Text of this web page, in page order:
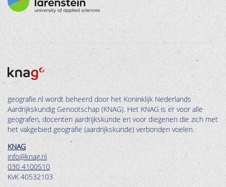
geografie.nl wordt beheerd door het Koninklijk Nederlands
Aardrijkskundig Genootschap (KNAG). Het KNAG is er voor alle
geografen, docenten aardrijkskunde en voor diegenen die zich met
het vakgebied geografie (aardrijkskunde) verbonden voelen.
KNAG
info@knag.nl
030 4100510
KvK 40532103